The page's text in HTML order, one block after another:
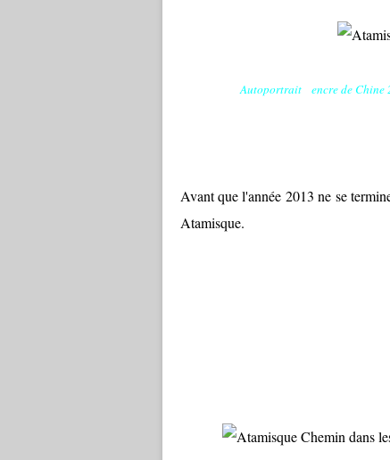
Autoportrait encre de Chine
Avant que l'année 2013 ne se
Atamisque.